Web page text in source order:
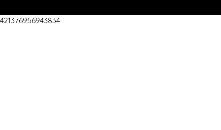
421376956943834